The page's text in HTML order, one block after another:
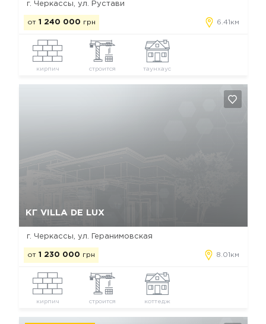
г. Черкассы, ул. Рустави
от 1 240 000 грн 6.41км
кирпич строится таунхаус
КГ VILLA DE LUX
г. Черкассы, ул. Геранимовская
от 1 230 000 грн 8.01км
кирпич строится коттедж